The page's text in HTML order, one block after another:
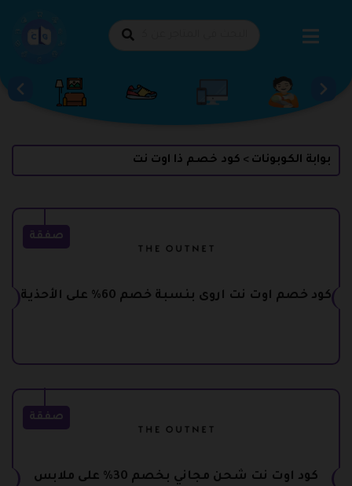
بوابة الكوبونات > كود خصم ذا اوت نت
صفقة
كود خصم اوت نت اروى بنسبة خصم 60% على الأحذية
صفقة
كود اوت نت شحن مجاني بخصم 30% على ملابس